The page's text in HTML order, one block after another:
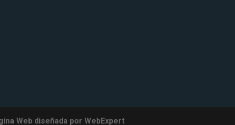
Web diseñada por WebExpert